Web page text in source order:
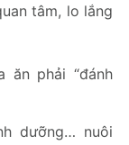
tâm, lo lắng
ăn phải “đánh
dưỡng… nuôi